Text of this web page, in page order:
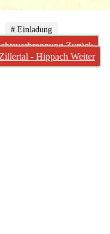
# Einladung
Zurück
- Hippach Weiter